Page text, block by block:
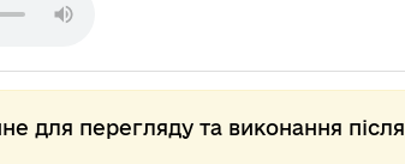
для перегляду та виконання після